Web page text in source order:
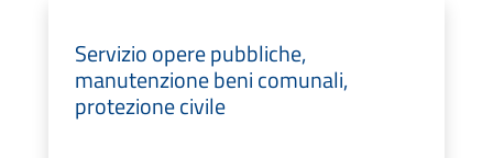
Servizio opere pubbliche,
manutenzione beni comunali,
protezione civile